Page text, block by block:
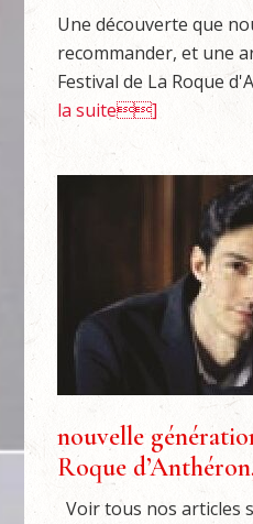
Une découverte que
recommander, et une
Festival de La Roque
la suite]
nouvelle
Roque
Voir tous nos articles